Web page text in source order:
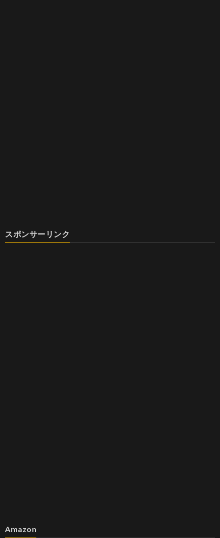
スポンサーリンク
Amazon